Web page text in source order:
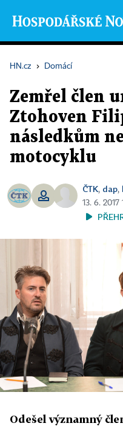
HN.cz › Domácí
Zemřel člen
Ztohoven
následkům
motocyklu
ČTK, dap,
13. 6. 2017
Odešel významný